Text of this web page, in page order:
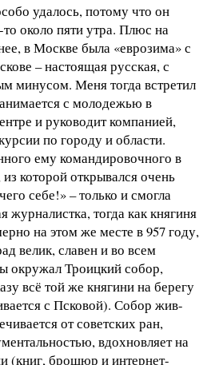
удалось, потому что он
около пяти утра. Плюс на
в Москве была «еврозима» с
– настоящая русская, с
минусом. Меня тогда встретил
с молодежью в
и руководит компанией,
по городу и области.
ему командировочного в
которой открывался очень
себе!» – только и смогла
журналистка, тогда как княгиня
на этом же месте в 957 году,
велик, славен и во всем
окружал Троицкий собор,
всё той же княгини на берегу
с Псковой). Собор жив-
от советских ран,
вдохновляет на
(книг, брошюр и интернет-